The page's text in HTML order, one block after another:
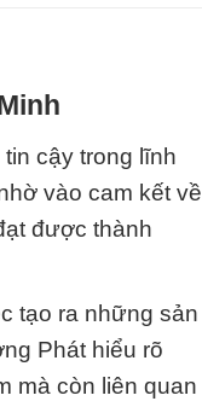
cậy trong lĩnh
vào cam kết về
được thành
tạo ra những sản
Phát hiểu rõ
mà còn liên quan